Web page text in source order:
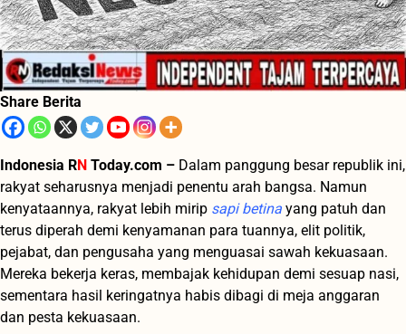
Share Berita
Indonesia RN Today.com – Dalam panggung besar republik ini,
rakyat seharusnya menjadi penentu arah bangsa. Namun
kenyataannya, rakyat lebih mirip sapi betina yang patuh dan
terus diperah demi kenyamanan para tuannya, elit politik,
pejabat, dan pengusaha yang menguasai sawah kekuasaan.
Mereka bekerja keras, membajak kehidupan demi sesuap nasi,
sementara hasil keringatnya habis dibagi di meja anggaran
dan pesta kekuasaan.